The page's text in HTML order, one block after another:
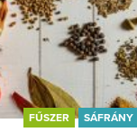
FŰSZER SÁFRÁNY